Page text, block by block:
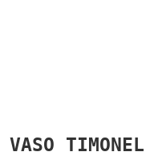
VASO TIMONEL